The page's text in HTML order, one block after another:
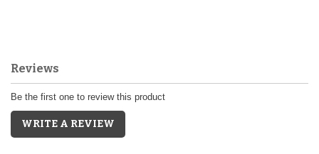
Reviews
Be the first one to review this product
WRITE A REVIEW